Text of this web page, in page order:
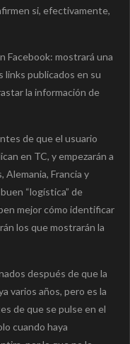
si, efectivamente,
Facebook: mostrará una
links publicados en su
la información de
de que el usuario
en TC, y empezarán a
Alemania, Francia y
“logística” de
mejor cómo identificar
los que mostrarán la
después de que la
varios años, pero es la
de que se pulse en el
cuando haya